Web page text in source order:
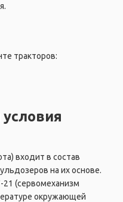
тракторов:
входит в состав
на их основе.
(сервомеханизм
окружающей